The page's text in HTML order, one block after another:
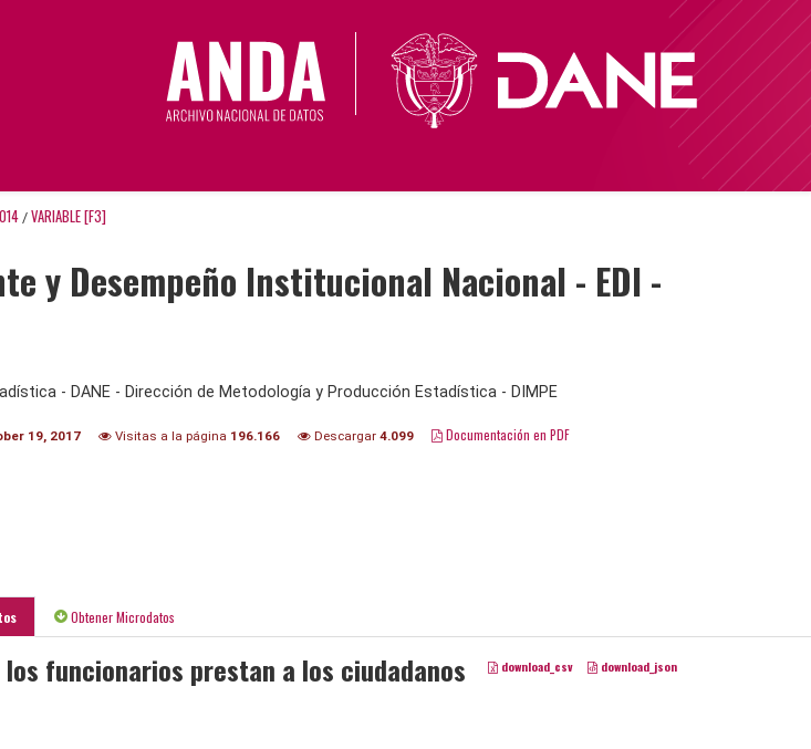
/ VARIABLE [F3]
y Desempeño Institucional Nacional - EDI -
- DANE - Dirección de Metodología y Producción Estadística - DIMPE
19, 2017 Visitas a la página 196.166 Descargar 4.099 Documentación en PDF
Obtener Microdatos
download_csv download_json
funcionarios prestan a los ciudadanos